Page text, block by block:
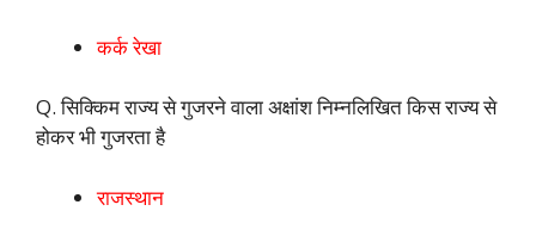
कर्क रेखा
Q. सिक्किम राज्य से गुजरने वाला अक्षांश निम्नलिखित किस राज्य से
होकर भी गुजरता है
राजस्थान